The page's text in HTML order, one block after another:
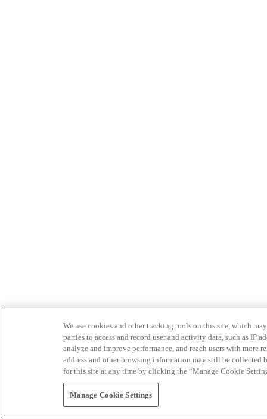
We use cookies and other tracking tools on this site, which
parties to access and record user and activity data, such as IP
analyze and improve performance, and reach users with
address and other browsing information may still be collected
for this site at any time by clicking the “Manage Cookie
Manage Cookie Settings